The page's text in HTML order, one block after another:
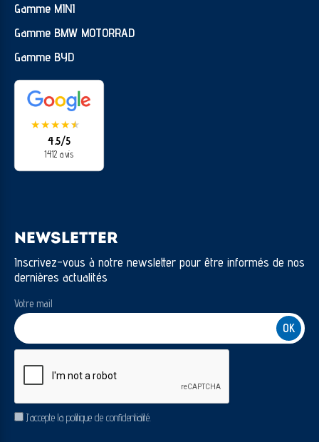
Gamme MINI
Gamme BMW MOTORRAD
Gamme BYD
★★★★★
★
4.5/5
1412 avis
NEWSLETTER
Inscrivez-vous à notre newsletter pour être informés de nos
dernières actualités
Votre mail
RGPDJ’accepte la politique de confidentialité.